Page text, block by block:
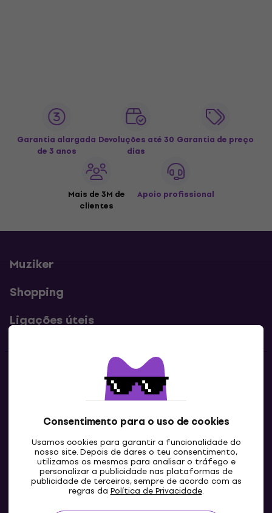
Consentimento para o uso de cookies
Usamos cookies para garantir a funcionalidade do
nosso site. Depois de dares o teu consentimento,
utilizamos os mesmos para analisar o tráfego e
personalizar a publicidade nas plataformas de
publicidade de terceiros, sempre de acordo com as
regras da Política de Privacidade.
Garantia alargada
de 3 anos
Devoluções até 30
dias
Garantia de preço
Mais de 3M de
clientes
Apoio profissional
Muziker
Shopping
Ligações úteis
Contatos
Contacta-nos